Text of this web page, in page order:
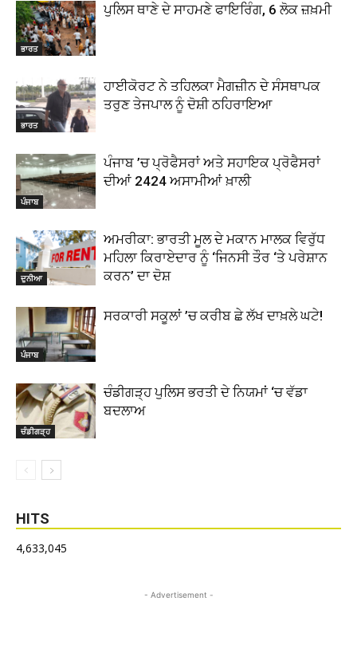
ਭਾਰਤ
ਪੁਲਿਸ ਥਾਣੇ ਦੇ ਸਾਹਮਣੇ ਫਾਇਰਿੰਗ, 6 ਲੋਕ ਜ਼ਖ਼ਮੀ
ਭਾਰਤ
ਹਾਈਕੋਰਟ ਨੇ ਤਹਿਲਕਾ ਮੈਗਜ਼ੀਨ ਦੇ ਸੰਸਥਾਪਕ
ਤਰੁਣ ਤੇਜਪਾਲ ਨੂੰ ਦੋਸ਼ੀ ਠਹਿਰਾਇਆ
ਪੰਜਾਬ
ਪੰਜਾਬ ’ਚ ਪ੍ਰੋਫੈਸਰਾਂ ਅਤੇ ਸਹਾਇਕ ਪ੍ਰੋਫੈਸਰਾਂ
ਦੀਆਂ 2424 ਅਸਾਮੀਆਂ ਖ਼ਾਲੀ
ਦੁਨੀਆ
ਅਮਰੀਕਾ: ਭਾਰਤੀ ਮੂਲ ਦੇ ਮਕਾਨ ਮਾਲਕ ਵਿਰੁੱਧ
ਮਹਿਲਾ ਕਿਰਾਏਦਾਰ ਨੂੰ ‘ਜਿਨਸੀ ਤੌਰ ‘ਤੇ ਪਰੇਸ਼ਾਨ
ਕਰਨ’ ਦਾ ਦੋਸ਼
ਪੰਜਾਬ
ਸਰਕਾਰੀ ਸਕੂਲਾਂ ’ਚ ਕਰੀਬ ਛੇ ਲੱਖ ਦਾਖ਼ਲੇ ਘਟੇ!
ਚੰਡੀਗੜ੍ਹ
ਚੰਡੀਗੜ੍ਹ ਪੁਲਿਸ ਭਰਤੀ ਦੇ ਨਿਯਮਾਂ ‘ਚ ਵੱਡਾ
ਬਦਲਾਅ
HITS
4,633,045
- Advertisement -